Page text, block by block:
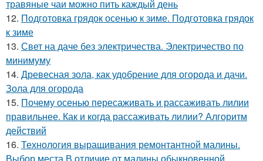
травяные чаи можно пить каждый день
12. Подготовка грядок осенью к зиме. Подготовка грядок
к зиме
13. Свет на даче без электричества. Электричество по
минимуму
14. Древесная зола, как удобрение для огорода и дачи.
Зола для огорода
15. Почему осенью пересаживать и рассаживать лилии
правильнее. Как и когда рассаживать лилии? Алгоритм
действий
16. Технология выращивания ремонтантной малины.